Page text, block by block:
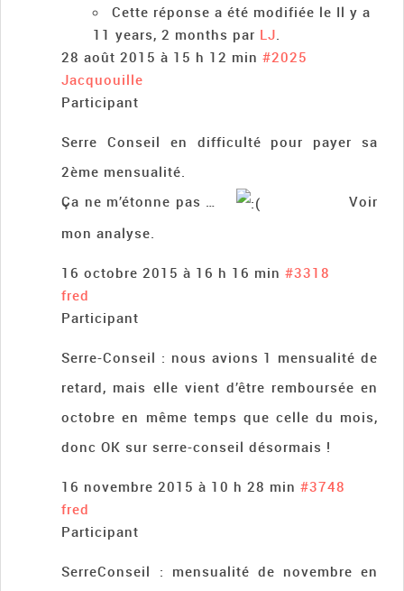
Cette réponse a été modifiée le Il y a
11 years, 2 months par LJ.
28 août 2015 à 15 h 12 min #2025
Jacquouille
Participant
Serre Conseil en difficulté pour payer sa
2ème mensualité.
Ça ne m’étonne pas …
Voir
mon analyse.
16 octobre 2015 à 16 h 16 min #3318
fred
Participant
Serre-Conseil : nous avions 1 mensualité de
retard, mais elle vient d’être remboursée en
octobre en même temps que celle du mois,
donc OK sur serre-conseil désormais !
16 novembre 2015 à 10 h 28 min #3748
fred
Participant
SerreConseil : mensualité de novembre en